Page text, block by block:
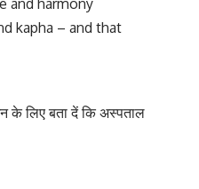
kapha – and that
के लिए बता दें कि अस्पताल